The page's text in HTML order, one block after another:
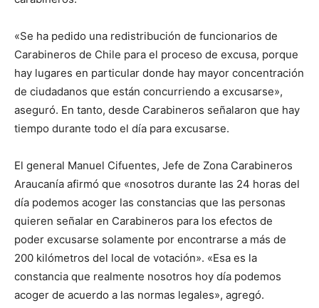
«Se ha pedido una redistribución de funcionarios de
Carabineros de Chile para el proceso de excusa, porque
hay lugares en particular donde hay mayor concentración
de ciudadanos que están concurriendo a excusarse»,
aseguró. En tanto, desde Carabineros señalaron que hay
tiempo durante todo el día para excusarse.
El general Manuel Cifuentes, Jefe de Zona Carabineros
Araucanía afirmó que «nosotros durante las 24 horas del
día podemos acoger las constancias que las personas
quieren señalar en Carabineros para los efectos de
poder excusarse solamente por encontrarse a más de
200 kilómetros del local de votación». «Esa es la
constancia que realmente nosotros hoy día podemos
acoger de acuerdo a las normas legales», agregó.